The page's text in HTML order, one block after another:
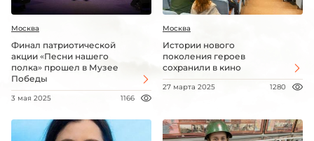
Москва
Финал патриотической
акции «Песни нашего
полка» прошел в Музее
Победы
3 мая 2025 1166
Москва
Истории нового
поколения героев
сохранили в кино
27 марта 2025 1280